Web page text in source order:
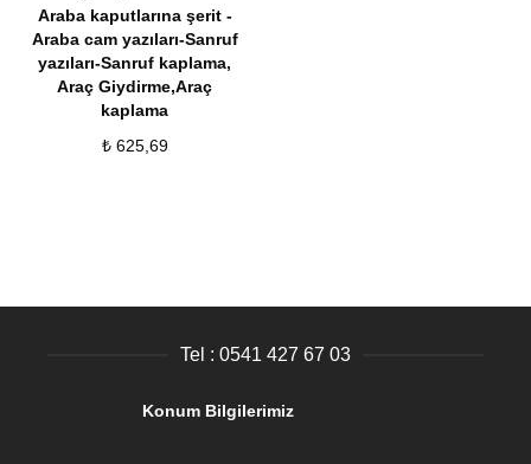
Araba kaputlarına şerit -
Araba cam yazıları-Sanruf
yazıları-Sanruf kaplama,
Araç Giydirme,Araç
kaplama
₺625,69
Tel : 0541 427 67 03
Konum Bilgilerimiz